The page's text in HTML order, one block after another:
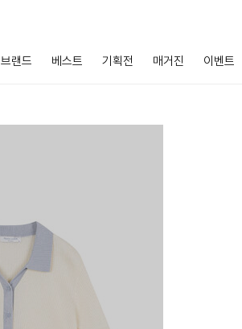
브랜드 베스트 기획전 매거진 이벤트